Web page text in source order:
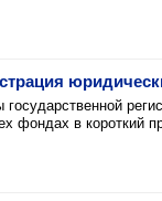
государственной
фондах в короткий